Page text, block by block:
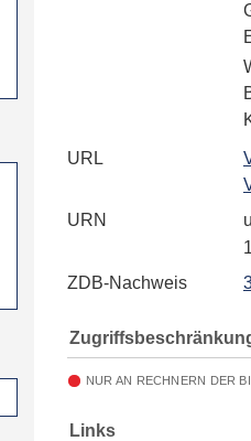
URL
URN
ZDB-Nachweis
NUR AN RECHNERN DER
Links